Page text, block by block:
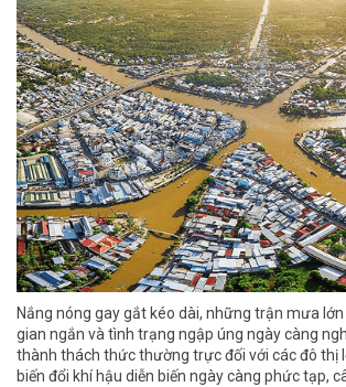
Nắng nóng gay gắt kéo dài, những trận mưa
gian ngắn và tình trạng ngập úng ngày càng
thành thách thức thường trực đối với các đô thị
biến đổi khí hậu diễn biến ngày càng phức tạp,